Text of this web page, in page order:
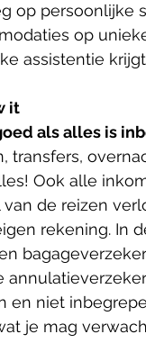
op persoonlijke
op
assistentie
it
als alles is
transfers,
Ook alle
de reizen
rekening. In
en niet
je mag